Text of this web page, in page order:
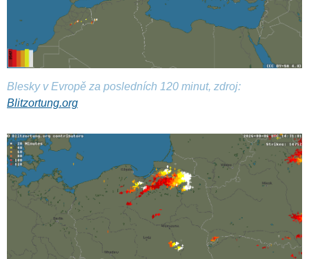
Blesky v Evropě za posledních 120 minut, zdroj:
Blitzortung.org